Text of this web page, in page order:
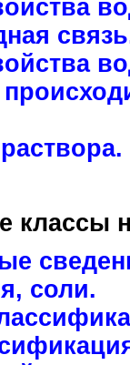
классы
соли.